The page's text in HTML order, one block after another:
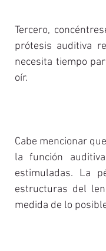
Tercero,
prótesis auditiva
necesita tiempo
oír.
Cabe mencionar
la función
estimuladas. La
estructuras del
medida de lo